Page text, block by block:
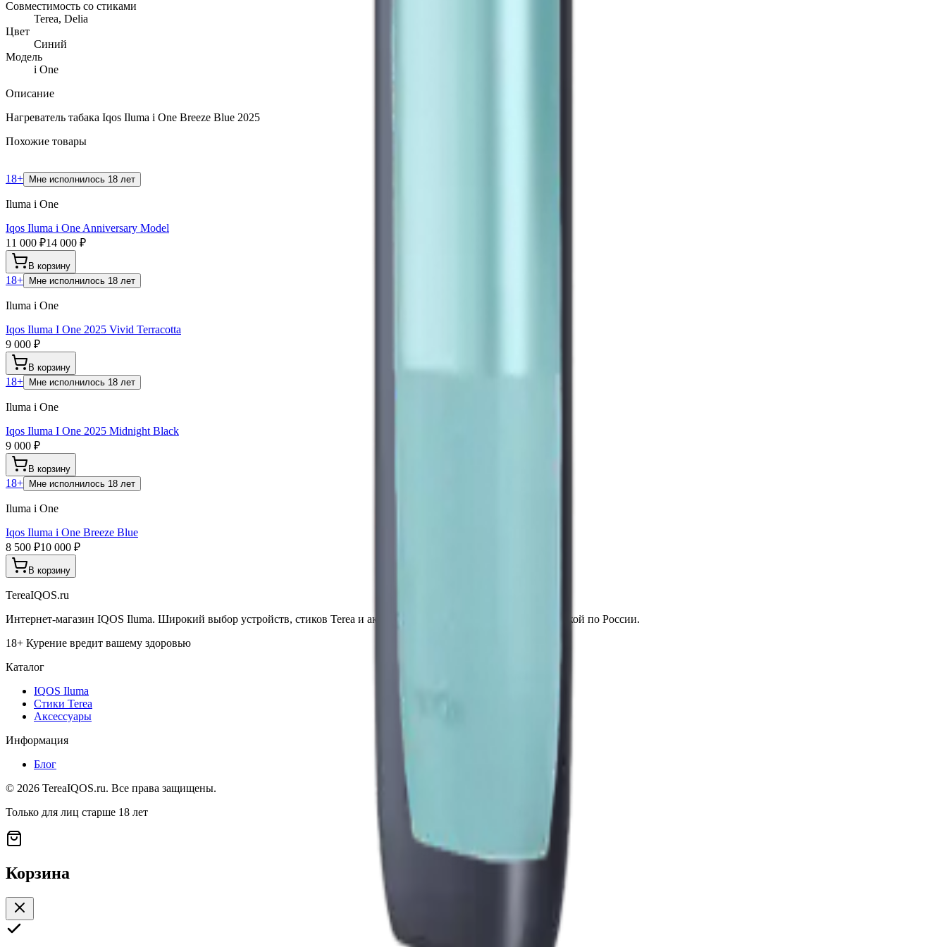
Совместимость со стиками
Terea, Delia
Цвет
Синий
Модель
i One
Описание
Нагреватель табака Iqos Iluma i One Breeze Blue 2025
Похожие товары
18+ Мне исполнилось 18 лет
Iluma i One
Iqos Iluma i One Anniversary Model
11 000 ₽14 000 ₽
В корзину
18+ Мне исполнилось 18 лет
Iluma i One
Iqos Iluma I One 2025 Vivid Terracotta
9 000 ₽
В корзину
18+ Мне исполнилось 18 лет
Iluma i One
Iqos Iluma I One 2025 Midnight Black
9 000 ₽
В корзину
18+ Мне исполнилось 18 лет
Iluma i One
Iqos Iluma i One Breeze Blue
8 500 ₽10 000 ₽
В корзину
TereaIQOS.ru
Интернет-магазин IQOS Iluma. Широкий выбор устройств, стиков Terea и аксессуаров по выгодным ценам с доставкой по России.
18+ Курение вредит вашему здоровью
Каталог
IQOS Iluma
Стики Terea
Аксессуары
Информация
Блог
© 2026 TereaIQOS.ru. Все права защищены.
Только для лиц старше 18 лет
Корзина